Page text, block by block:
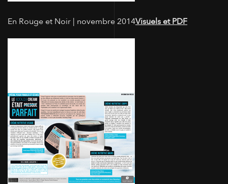
En Rouge et Noir | novembre 2014Visuels et PDF